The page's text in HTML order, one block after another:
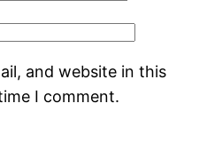
and website in this
I comment.